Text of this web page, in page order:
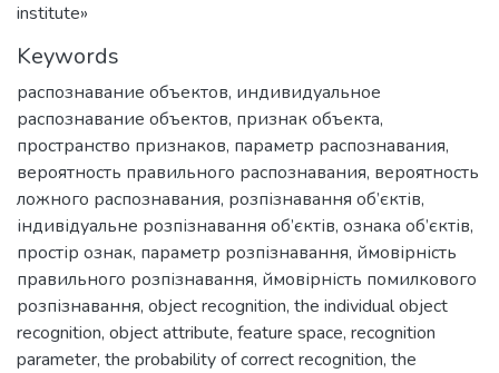
institute»
Keywords
распознавание объектов, индивидуальное
распознавание объектов, признак объекта,
пространство признаков, параметр распознавания,
вероятность правильного распознавания, вероятность
ложного распознавания, розпізнавання об’єктів,
індивідуальне розпізнавання об’єктів, ознака об’єктів,
простір ознак, параметр розпізнавання, ймовірність
правильного розпізнавання, ймовірність помилкового
розпізнавання, object recognition, the individual object
recognition, object attribute, feature space, recognition
parameter, the probability of correct recognition, the